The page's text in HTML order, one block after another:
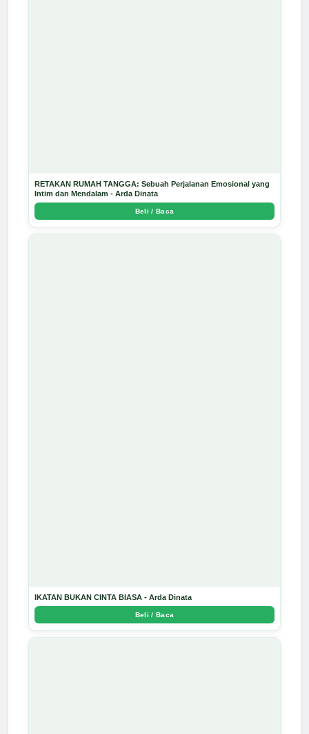
RETAKAN RUMAH TANGGA: Sebuah Perjalanan Emosional yang
Intim dan Mendalam - Arda Dinata
Beli / Baca
IKATAN BUKAN CINTA BIASA - Arda Dinata
Beli / Baca